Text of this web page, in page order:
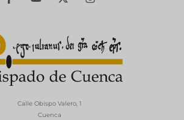
Calle Obispo Valero, 1
Cuenca